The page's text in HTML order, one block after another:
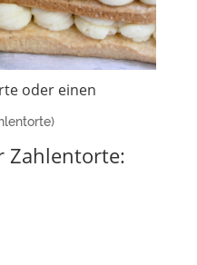
oder einen
Zahlentorte: